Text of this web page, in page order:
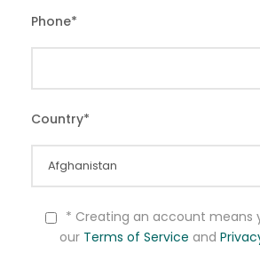
Phone*
Country*
* Creating an account means
our Terms of Service and